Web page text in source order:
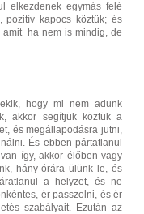
elkezdenek egymás felé
pozitív kapocs köztük; és
amit ha nem is mindig, de
hogy mi nem adunk
akkor segítjük köztük a
és megállapodásra jutni,
És ebben pártatlanul
így, akkor élőben vagy
hány órára ülünk le, és
a helyzet, és ne
ér passzolni, és ér
szabályait. Ezután az